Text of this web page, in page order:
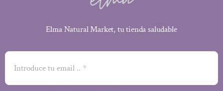
Elma Natural Market, tu tienda saludable